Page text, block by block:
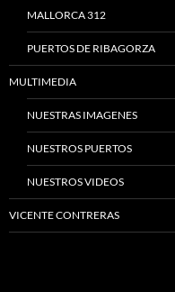
MALLORCA 312
PUERTOS DE RIBAGORZA
MULTIMEDIA
NUESTRAS IMAGENES
NUESTROS PUERTOS
NUESTROS VIDEOS
VICENTE CONTRERAS